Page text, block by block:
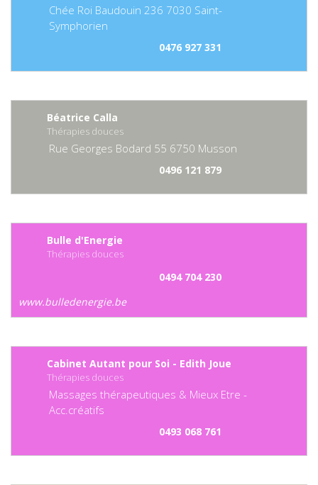
Chée Roi Baudouin 236 7030 Saint-
Symphorien
0476 927 331
Béatrice Calla
Thérapies douces
Rue Georges Bodard 55 6750 Musson
0496 121 879
Bulle d'Energie
Thérapies douces
0494 704 230
www.bulledenergie.be
Cabinet Autant pour Soi - Edith Joue
Thérapies douces
Massages thérapeutiques & Mieux Etre -
Acc.créatifs
0493 068 761